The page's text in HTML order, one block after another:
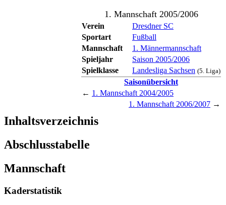
1. Mannschaft 2005/2006
Verein
Dresdner SC
Sportart
Fußball
Mannschaft
1. Männermannschaft
Spieljahr
Saison 2005/2006
Spielklasse
Landesliga Sachsen (5. Liga)
Saisonübersicht
← 1. Mannschaft 2004/2005
1. Mannschaft 2006/2007 →
Inhaltsverzeichnis
Abschlusstabelle
Mannschaft
Kaderstatistik